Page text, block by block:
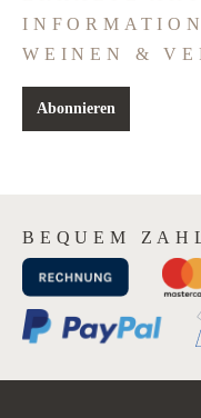
WEINEN &
Abonnieren
BEQUEM